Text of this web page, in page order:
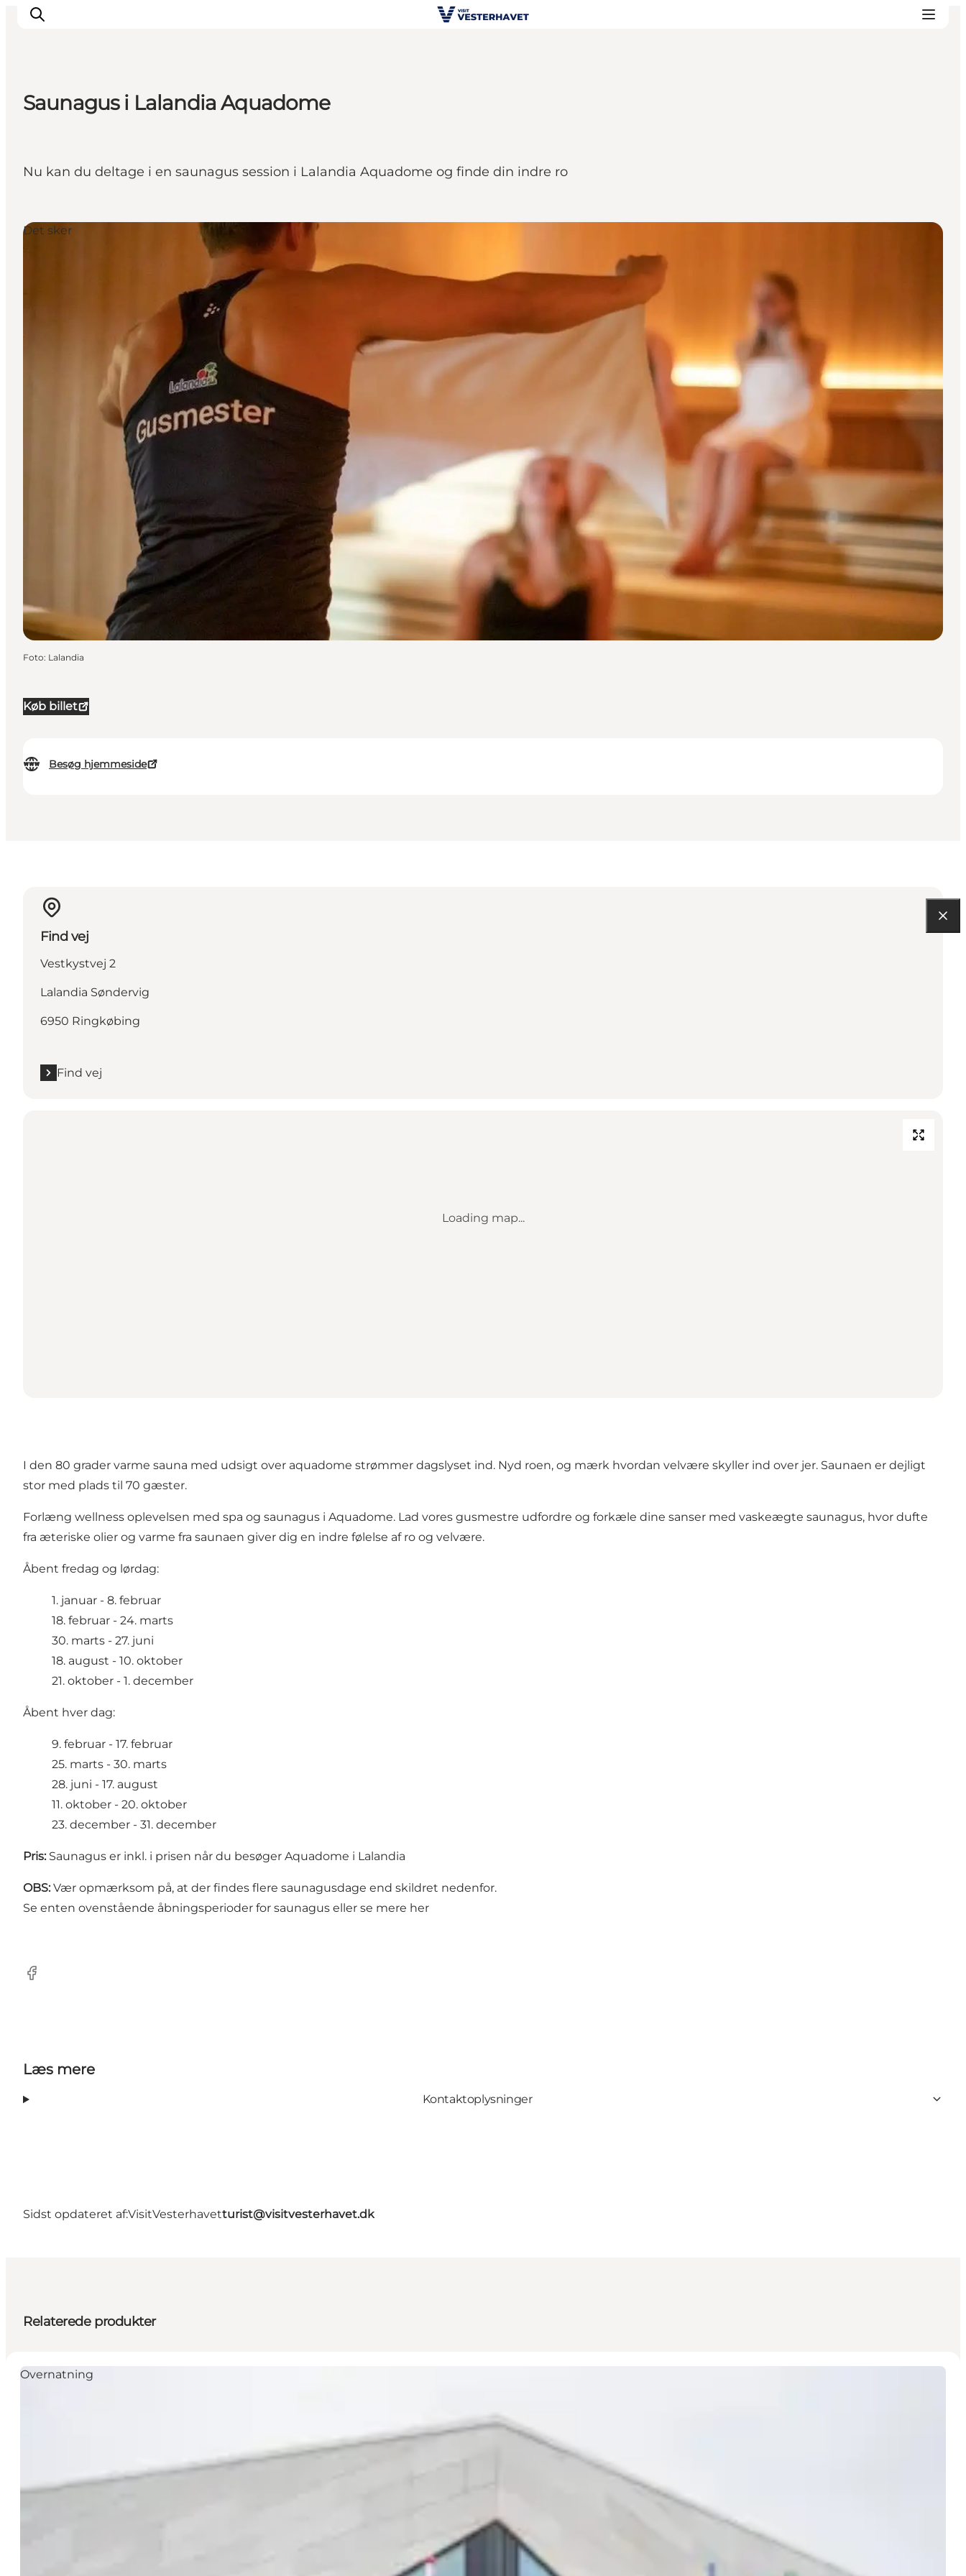
Vores Byer
Mad & Overnatning
Planlæg din ferie
Saunagus i Lalandia Aquadome
Nu kan du deltage i en saunagus session i Lalandia Aquadome og finde din indre ro
Køb billet
Besøg hjemmeside
Det sker
Foto: Lalandia
Find vej
Vestkystvej 2
Lalandia Søndervig
6950 Ringkøbing
Find vej
Loading map...
I den 80 grader varme sauna med udsigt over aquadome strømmer dagslyset ind. Nyd roen, og mærk hvordan velvære skyller ind over jer. Saunaen er dejligt
stor med plads til 70 gæster.
Forlæng wellness oplevelsen med spa og saunagus i Aquadome. Lad vores gusmestre udfordre og forkæle dine sanser med vaskeægte saunagus, hvor dufte
fra æteriske olier og varme fra saunaen giver dig en indre følelse af ro og velvære.
Åbent fredag og lørdag:
1. januar - 8. februar
18. februar - 24. marts
30. marts - 27. juni
18. august - 10. oktober
21. oktober - 1. december
Åbent hver dag:
9. februar - 17. februar
25. marts - 30. marts
28. juni - 17. august
11. oktober - 20. oktober
23. december - 31. december
Pris: Saunagus er inkl. i prisen når du besøger Aquadome i Lalandia
OBS: Vær opmærksom på, at der findes flere saunagusdage end skildret nedenfor.
Se enten ovenstående åbningsperioder for saunagus eller se mere her
Facebook
Læs mere
Kontaktoplysninger
Sidst opdateret af:VisitVesterhavetturist@visitvesterhavet.dk
Relaterede produkter
Overnatning